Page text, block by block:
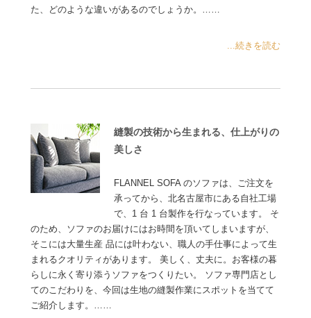
た、どのような違いがあるのでしょうか。……
...続きを読む
縫製の技術から生まれる、仕上がりの
美しさ
FLANNEL SOFA のソファは、ご注文を
承ってから、北名古屋市にある自社工場
で、1 台 1 台製作を行なっています。 そ
のため、ソファのお届けにはお時間を頂いてしまいますが、
そこには大量生産 品には叶わない、職人の手仕事によって生
まれるクオリティがあります。 美しく、丈夫に。お客様の暮
らしに永く寄り添うソファをつくりたい。 ソファ専門店とし
てのこだわりを、今回は生地の縫製作業にスポットを当てて
ご紹介します。……